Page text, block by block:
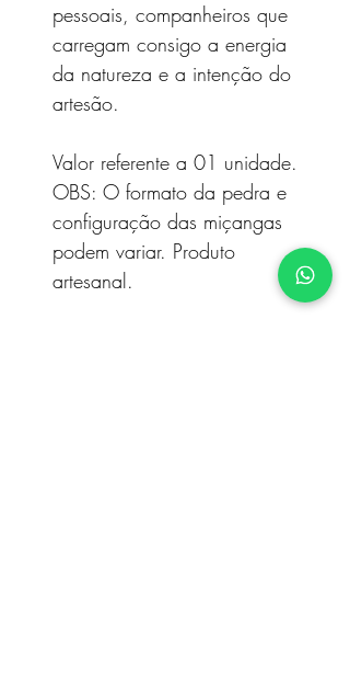
pessoais, companheiros que
carregam consigo a energia
da natureza e a intenção do
artesão.
Valor referente a 01 unidade.
OBS: O formato da pedra e
configuração das miçangas
podem variar. Produto
artesanal.